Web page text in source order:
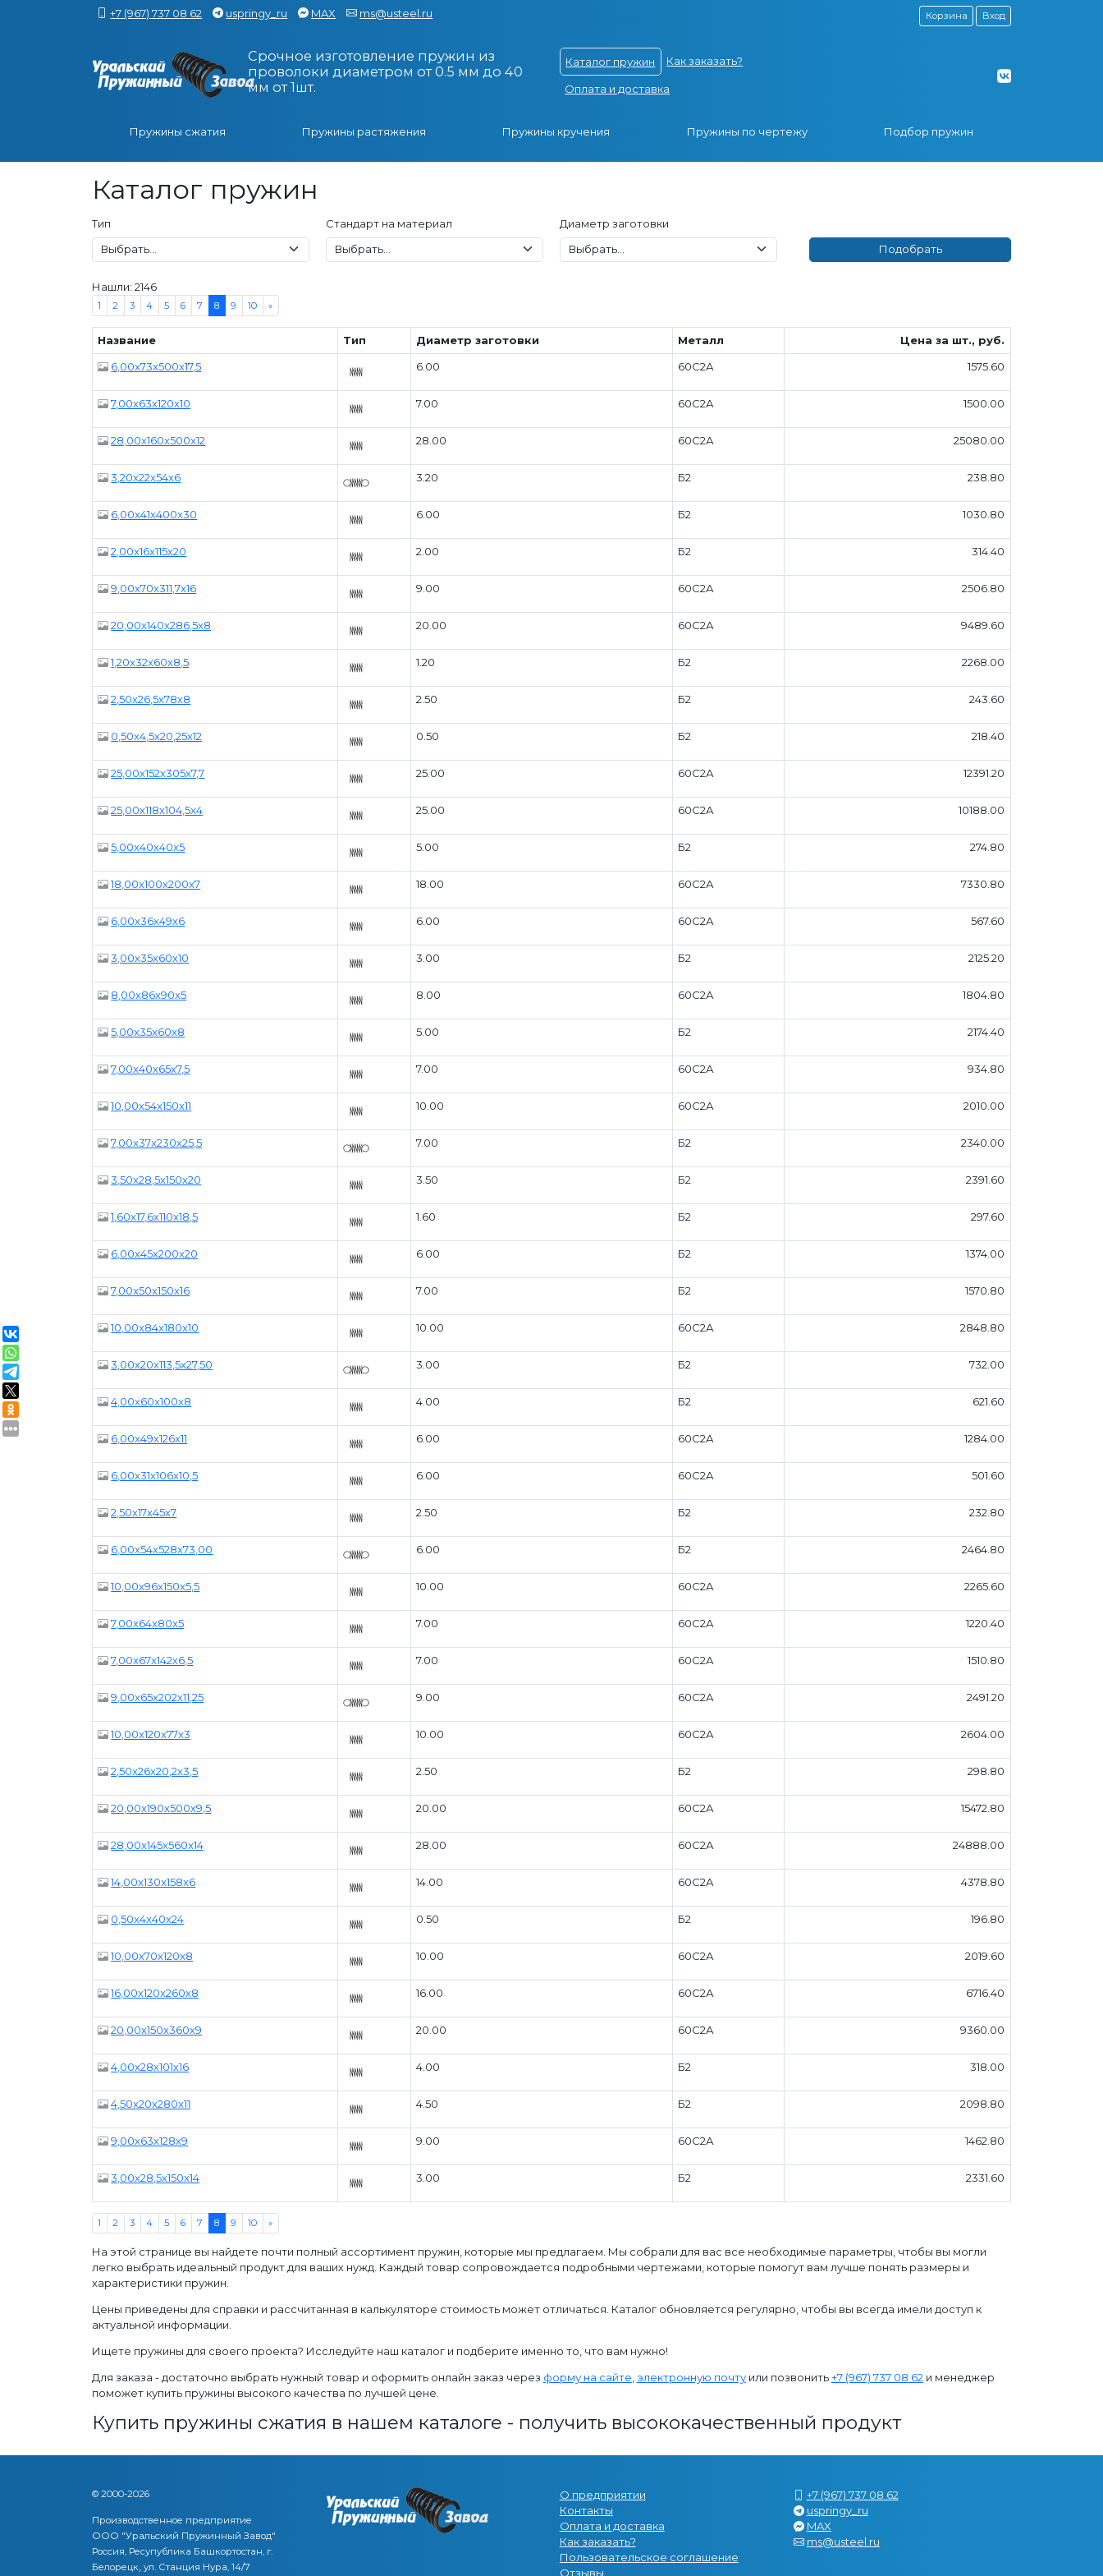
+7 (967) 737 08 62 uspringy_ru MAX ms@usteel.ru Корзина Вход
Срочное изготовление пружин из
проволоки диаметром от 0.5 мм до 40
мм от 1шт.
Каталог пружин Как заказать?
Оплата и доставка
Пружины сжатия Пружины растяжения Пружины кручения Пружины по чертежу Подбор пружин
Каталог пружин
Тип Стандарт на материал Диаметр заготовки
Нашли: 2146
1 2 3 4 5 6 7 8 9 10 »
Название Тип Диаметр заготовки Металл
Цена за шт., руб.
6,00x73x500x17,5
6.00 60С2А 1575.60
7,00x63x120x10 7.00 60С2А 1500.00
28,00x160x500x12 28.00 60С2А 25080.00
3,20x22x54x6 3.20 Б2 238.80
6,00x41x400x30 6.00 Б2 1030.80
2,00x16x115x20 2.00 Б2 314.40
9,00x70x311,7x16 9.00 60С2А 2506.80
20,00x140x286,5x8 20.00 60С2А 9489.60
1,20x32x60x8,5 1.20 Б2 2268.00
2,50x26,5x78x8 2.50 Б2 243.60
0,50x4,5x20,25x12 0.50 Б2 218.40
25,00x152x305x7,7 25.00 60С2А 12391.20
25,00x118x104,5x4 25.00 60С2А 10188.00
5,00x40x40x5 5.00 Б2 274.80
18,00x100x200x7 18.00 60С2А 7330.80
6,00x36x49x6 6.00 60С2А 567.60
3,00x35x60x10 3.00 Б2 2125.20
8,00x86x90x5 8.00 60С2А 1804.80
5,00x35x60x8 5.00 Б2 2174.40
7,00x40x65x7,5 7.00 60С2А 934.80
10,00x54x150x11 10.00 60С2А 2010.00
7,00x37x230x25,5 7.00 Б2 2340.00
3,50x28,5x150x20 3.50 Б2 2391.60
1,60x17,6x110x18,5 1.60 Б2 297.60
6,00x45x200x20 6.00 Б2 1374.00
7,00x50x150x16 7.00 Б2 1570.80
10,00x84x180x10 10.00 60С2А 2848.80
3,00x20x113,5x27,50 3.00 Б2 732.00
4,00x60x100x8 4.00 Б2 621.60
6,00x49x126x11 6.00 60С2А 1284.00
6,00x31x106x10,5 6.00 60С2А 501.60
2,50x17x45x7 2.50 Б2 232.80
6,00x54x528x73,00 6.00 Б2 2464.80
10,00x96x150x5,5 10.00 60С2А 2265.60
7,00x64x80x5 7.00 60С2А 1220.40
7,00x67x142x6,5 7.00 60С2А 1510.80
9,00x65x202x11,25 9.00 60С2А 2491.20
10,00x120x77x3 10.00 60С2А 2604.00
2,50x26x20,2x3,5 2.50 Б2 298.80
20,00x190x500x9,5 20.00 60С2А 15472.80
28,00x145x560x14 28.00 60С2А 24888.00
14,00x130x158x6 14.00 60С2А 4378.80
0,50x4x40x24 0.50 Б2 196.80
10,00x70x120x8 10.00 60С2А 2019.60
16,00x120x260x8 16.00 60С2А 6716.40
20,00x150x360x9 20.00 60С2А 9360.00
4,00x28x101x16 4.00 Б2 318.00
4,50x20x280x11 4.50 Б2 2098.80
9,00x63x128x9 9.00 60С2А 1462.80
3,00x28,5x150x14 3.00 Б2 2331.60
1 2 3 4 5 6 7 8 9 10 »
На этой странице вы найдете почти полный ассортимент пружин, которые мы предлагаем. Мы собрали для вас все необходимые параметры, чтобы вы могли
легко выбрать идеальный продукт для ваших нужд. Каждый товар сопровождается подробными чертежами, которые помогут вам лучше понять размеры и
характеристики пружин.
Цены приведены для справки и рассчитанная в калькуляторе стоимость может отличаться. Каталог обновляется регулярно, чтобы вы всегда имели доступ к
актуальной информации.
Ищете пружины для своего проекта? Исследуйте наш каталог и подберите именно то, что вам нужно!
Для заказа - достаточно выбрать нужный товар и оформить онлайн заказ через форму на сайте,электронную почтуили позвонить+7 (967) 737 08 62и менеджер
поможет купить пружины высокого качества по лучшей цене.
Купить пружины сжатия в нашем каталоге - получить высококачественный продукт
© 2000-2026
Производственное предприятие
ООО "Уральский Пружинный Завод"
Россия, Ресупублика Башкортостан, г.
Белорецк, ул. Станция Нура, 14/7
О предприятии
Контакты
Оплата и доставка
Как заказать?
Пользовательское соглашение
Отзывы
+7 (967) 737 08 62
uspringy_ru
MAX
ms@usteel.ru